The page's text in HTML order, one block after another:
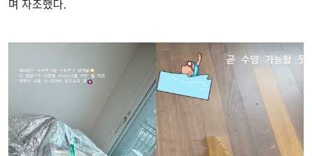
며 자조했다.